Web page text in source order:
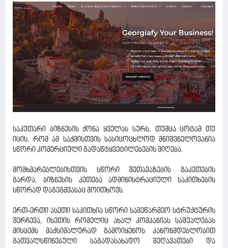
საკუთარი ბიზნესის ქონა ყველას სურს, თუმცა ცოტამ თუ
იცის, რომ ამ საქმისთვის სასიცოცხლოდ მნიშვნელოვანია
სწორი კომერციული გადაწტყვეტილებების მიღება.
მომხმარებლებისთვის სწორი შეთავაზების გაკეთების
გარდა, ბიზნესის კეთება ადმინისტრაციული საკითხების
სწორად დაგეგმვასაც მოითხოვს.
ერთ-ერთი ასეთი საკითხია სწორი სამეწარმეო სტრუქტურის
შერჩევა, ისეთის რომელიც ახალ კომპანიას საშუალებას
მისცემს მაქსიმალურად გამოიყენოს კანონმდებლობით
გათვალსწინებული საგადასახადო შეღავათები და